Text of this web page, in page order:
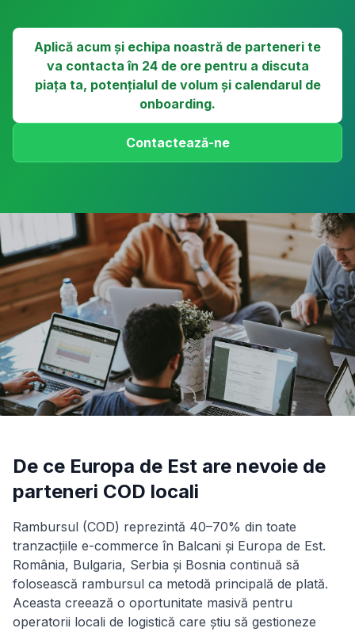
Aplică acum și echipa noastră de parteneri te
va contacta în 24 de ore pentru a discuta
piața ta, potențialul de volum și calendarul de
onboarding.
Contactează-ne
De ce Europa de Est are nevoie de
parteneri COD locali
Rambursul (COD) reprezintă 40–70% din toate
tranzacțiile e-commerce în Balcani și Europa de Est.
România, Bulgaria, Serbia și Bosnia continuă să
folosească rambursul ca metodă principală de plată.
Aceasta creează o oportunitate masivă pentru
operatorii locali de logistică care știu să gestioneze